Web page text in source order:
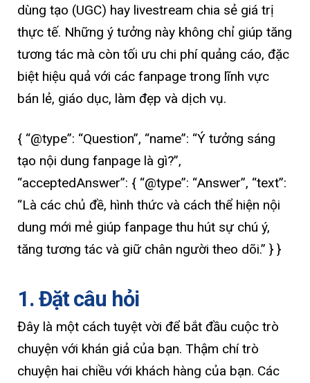
dùng tạo (UGC) hay livestream chia sẻ giá trị
thực tế. Những ý tưởng này không chỉ giúp tăng
tương tác mà còn tối ưu chi phí quảng cáo, đặc
biệt hiệu quả với các fanpage trong lĩnh vực
bán lẻ, giáo dục, làm đẹp và dịch vụ.
{ “@type”: “Question”, “name”: “Ý tưởng sáng
tạo nội dung fanpage là gì?”,
“acceptedAnswer”: { “@type”: “Answer”, “text”:
“Là các chủ đề, hình thức và cách thể hiện nội
dung mới mẻ giúp fanpage thu hút sự chú ý,
tăng tương tác và giữ chân người theo dõi.” } }
1. Đặt câu hỏi
Đây là một cách tuyệt vời để bắt đầu cuộc trò
chuyện với khán giả của bạn. Thậm chí trò
chuyện hai chiều với khách hàng của bạn. Các